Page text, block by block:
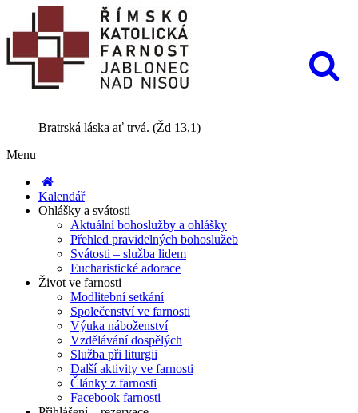
Bratrská láska ať trvá. (Žd 13,1)
Menu
Kalendář
Ohlášky a svátosti
Aktuální bohoslužby a ohlášky
Přehled pravidelných bohoslužeb
Svátosti – služba lidem
Eucharistické adorace
Život ve farnosti
Modlitební setkání
Společenství ve farnosti
Výuka náboženství
Vzdělávání dospělých
Služba při liturgii
Další aktivity ve farnosti
Články z farnosti
Facebook farnosti